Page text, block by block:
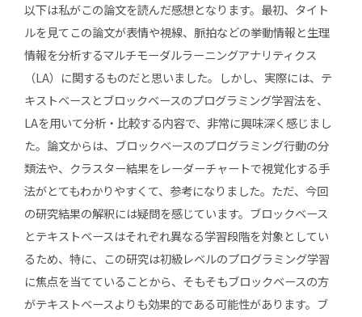
以下は私がこの論文を読んだ感想となります。最初、タイト
ルを見てこの論文が表情や視線、脈拍などの挙動情報と生理
情報を分析するマルチモーダルラーニングアナリティクス
（LA）に関するものだと思いました。しかし、実際には、テ
キストベースとブロックベースのプログラミング学習法を、
LAを用いて分析・比較する内容で、非常に興味深く感じまし
た。論文からは、ブロックベースのプログラミング行動の分
類法や、クラスター結果をレーダーチャートで視覚化する手
法がとてもわかりやすくて、参考になりました。ただ、今回
の研究結果の解釈には疑問を感じています。ブロックベース
とテキストベースはそれぞれ異なる学習段階を対象としてい
るため、特に、この研究は初級レベルのプログラミング学習
に焦点を当てていることから、そもそもブロックベースの方
がテキストベースよりも効果的である可能性があります。ブ